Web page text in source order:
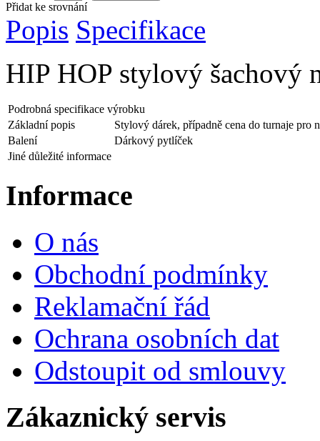
Přidat ke srovnání
Popis Specifikace
HIP HOP stylový šachový
Podrobná specifikace výrobku
Základní popis
Stylový dárek, případně cena do turnaje pro
Balení
Dárkový pytlíček
Jiné důležité informace
Informace
O nás
Obchodní podmínky
Reklamační řád
Ochrana osobních dat
Odstoupit od smlouvy
Zákaznický servis